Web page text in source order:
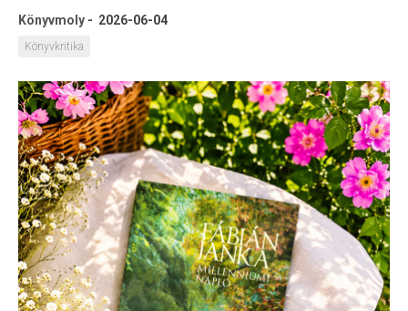
Könyveim
Rólam
Könyvmoly - 2026-06-04
Könyvkritika